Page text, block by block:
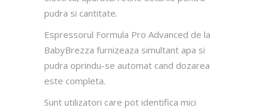
pudra si cantitate.
Espressorul Formula Pro Advanced de la
BabyBrezza furnizeaza simultant apa si
pudra oprindu-se automat cand dozarea
este completa.
Sunt utilizatori care pot identifica mici